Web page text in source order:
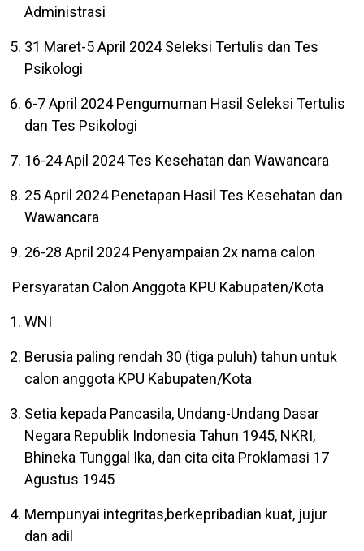
Administrasi
31 Maret-5 April 2024 Seleksi Tertulis dan Tes
Psikologi
6-7 April 2024 Pengumuman Hasil Seleksi Tertulis
dan Tes Psikologi
16-24 Apil 2024 Tes Kesehatan dan Wawancara
25 April 2024 Penetapan Hasil Tes Kesehatan dan
Wawancara
26-28 April 2024 Penyampaian 2x nama calon
Persyaratan Calon Anggota KPU Kabupaten/Kota
WNI
Berusia paling rendah 30 (tiga puluh) tahun untuk
calon anggota KPU Kabupaten/Kota
Setia kepada Pancasila, Undang-Undang Dasar
Negara Republik Indonesia Tahun 1945, NKRI,
Bhineka Tunggal Ika, dan cita cita Proklamasi 17
Agustus 1945
Mempunyai integritas,berkepribadian kuat, jujur
dan adil